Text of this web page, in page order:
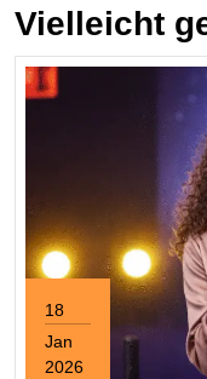
Vielleicht
18
Jan
2026